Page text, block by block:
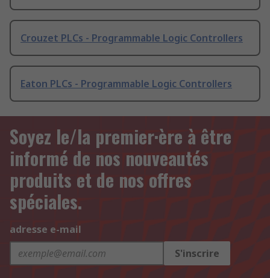
Crouzet PLCs - Programmable Logic Controllers
Eaton PLCs - Programmable Logic Controllers
Soyez le/la premier·ère à être
informé de nos nouveautés
produits et de nos offres
spéciales.
adresse e-mail
S'inscrire